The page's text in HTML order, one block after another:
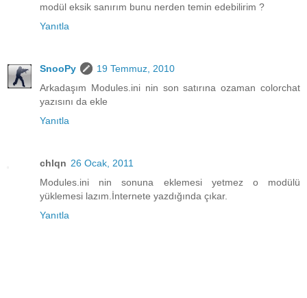
modül eksik sanırım bunu nerden temin edebilirim ?
Yanıtla
SnooPy
19 Temmuz, 2010
Arkadaşım Modules.ini nin son satırına ozaman colorchat
yazısını da ekle
Yanıtla
chlqn 26 Ocak, 2011
Modules.ini nin sonuna eklemesi yetmez o modülü
yüklemesi lazım.İnternete yazdığında çıkar.
Yanıtla